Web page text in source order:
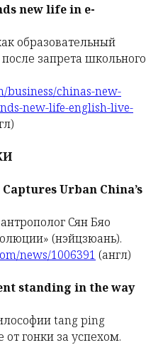
new life in e-
образовательный
запрета школьного
business/chinas-new-
new-life-english-live-
Urban China’s
Сян Бяо
(нэйцзюань).
news/1006391 (англ)
standing in the way
tang ping
от гонки за успехом.